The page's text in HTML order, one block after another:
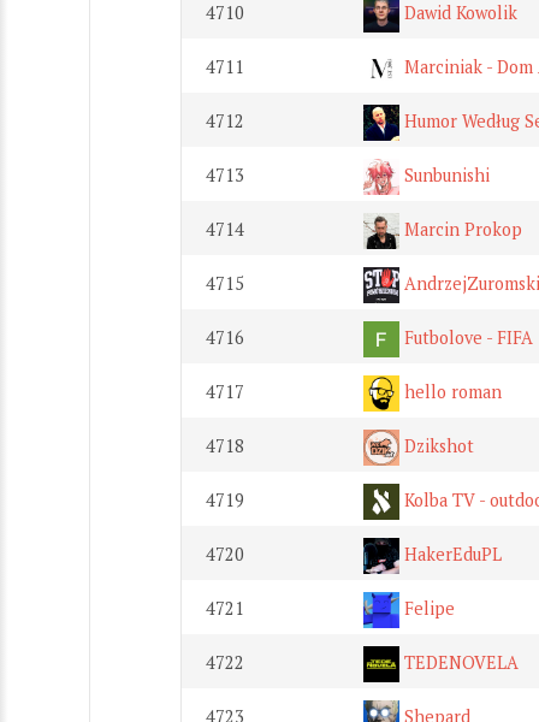
4710 Dawid Kowolik
4711 Marciniak - Dom
4712 Humor Według
4713 Sunbunishi
4714 Marcin Prokop
4715
4716 Futbolove - FIFA
4717 hello roman
4718 Dzikshot
4719 Kolba TV -
4720 HakerEduPL
4721 Felipe
4722 TEDENOVELA
4723 Shepard